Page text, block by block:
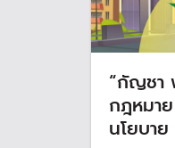
“กัญชา
กฎหมา
นโยบาย